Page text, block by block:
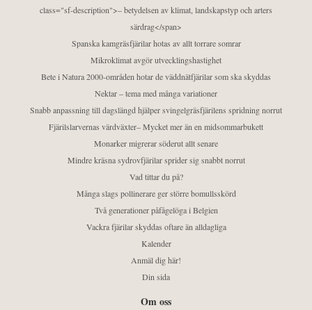
class="sf-description">– betydelsen av klimat, landskapstyp och arters
särdrag</span>
Spanska kamgräsfjärilar hotas av allt torrare somrar
Mikroklimat avgör utvecklingshastighet
Bete i Natura 2000-områden hotar de väddnätfjärilar som ska skyddas
Nektar – tema med många variationer
Snabb anpassning till dagslängd hjälper svingelgräsfjärilens spridning norrut
Fjärilslarvernas värdväxter– Mycket mer än en midsommarbukett
Monarker migrerar söderut allt senare
Mindre kräsna sydrovfjärilar sprider sig snabbt norrut
Vad tittar du på?
Många slags pollinerare ger större bomullsskörd
Två generationer påfågelöga i Belgien
Vackra fjärilar skyddas oftare än alldagliga
Kalender
Anmäl dig här!
Din sida
Om oss